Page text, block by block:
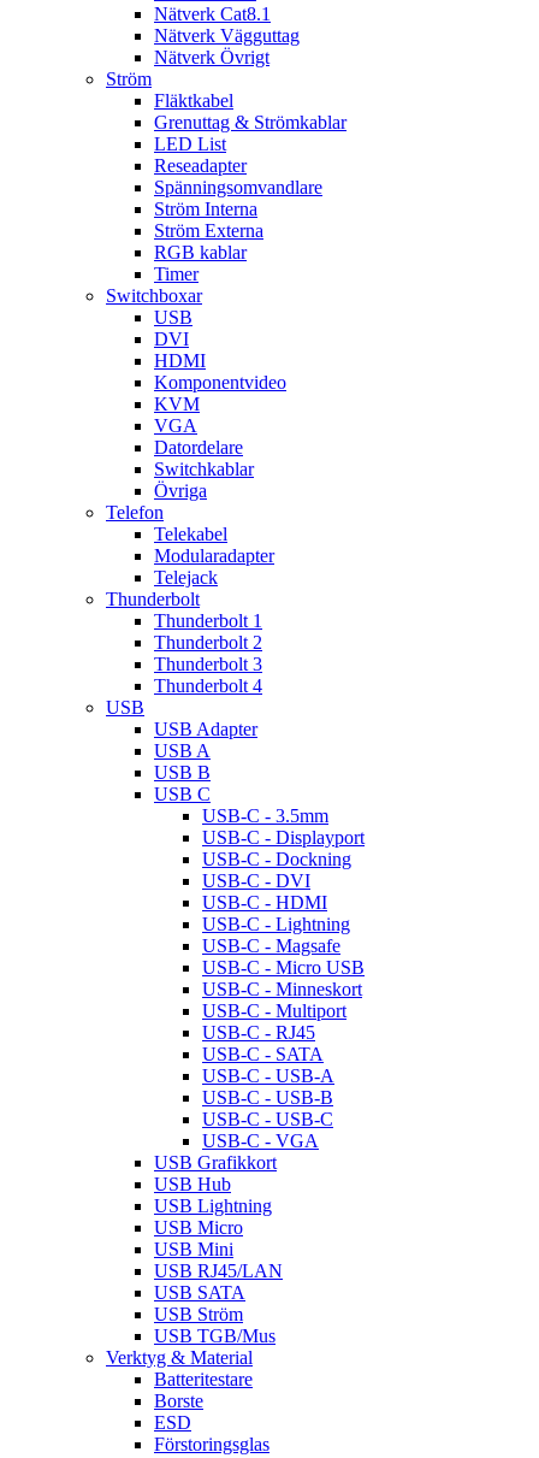
Nätverk Cat8.1
Nätverk Vägguttag
Nätverk Övrigt
Ström
Fläktkabel
Grenuttag & Strömkablar
LED List
Reseadapter
Spänningsomvandlare
Ström Interna
Ström Externa
RGB kablar
Timer
Switchboxar
USB
DVI
HDMI
Komponentvideo
KVM
VGA
Datordelare
Switchkablar
Övriga
Telefon
Telekabel
Modularadapter
Telejack
Thunderbolt
Thunderbolt 1
Thunderbolt 2
Thunderbolt 3
Thunderbolt 4
USB
USB Adapter
USB A
USB B
USB C
USB-C - 3.5mm
USB-C - Displayport
USB-C - Dockning
USB-C - DVI
USB-C - HDMI
USB-C - Lightning
USB-C - Magsafe
USB-C - Micro USB
USB-C - Minneskort
USB-C - Multiport
USB-C - RJ45
USB-C - SATA
USB-C - USB-A
USB-C - USB-B
USB-C - USB-C
USB-C - VGA
USB Grafikkort
USB Hub
USB Lightning
USB Micro
USB Mini
USB RJ45/LAN
USB SATA
USB Ström
USB TGB/Mus
Verktyg & Material
Batteritestare
Borste
ESD
Förstoringsglas